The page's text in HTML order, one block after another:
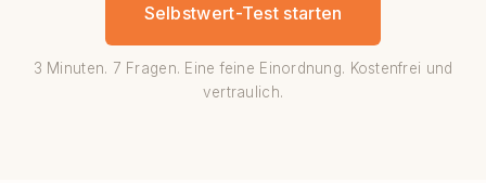
Selbstwert-Test starten
3 Minuten. 7 Fragen. Eine feine Einordnung. Kostenfrei und
vertraulich.